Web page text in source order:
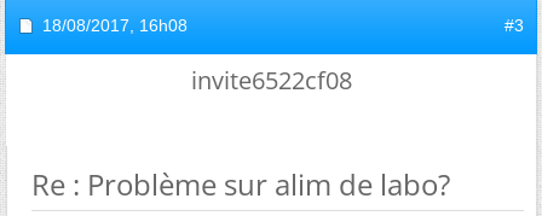
18/08/2017, 16h08 #3
invite6522cf08
Re : Problème sur alim de labo?